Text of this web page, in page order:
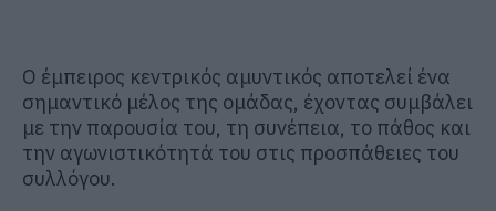
Ο έμπειρος κεντρικός αμυντικός αποτελεί ένα
σημαντικό μέλος της ομάδας, έχοντας συμβάλει
με την παρουσία του, τη συνέπεια, το πάθος και
την αγωνιστικότητά του στις προσπάθειες του
συλλόγου.